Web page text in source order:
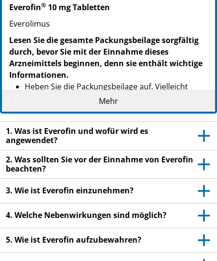
Everofin® 10 mg Tabletten
Everolimus
Lesen Sie die gesamte Packungsbeilage sorgfältig
durch, bevor Sie mit der Einnahme dieses
Arzneimittels beginnen, denn sie enthält wichtige
Informationen.
Heben Sie die Packungsbeilage auf. Vielleicht
möchten Sie diese später nochmals lesen.
Wenn Sie weitere Fragen haben, wenden Sie sich
an Ihren Arzt oder Apotheker.
Dieses Arzneimittel wurde Ihnen persönlich
verschrieben. Geben Sie es nicht an Dritte weiter.
Es kann anderen Menschen schaden, auch wenn
diese die gleichen Beschwerden haben wie Sie.
Wenn Sie Nebenwirkungen bemerken, wenden Sie
sich an Ihren Arzt oder Apotheker. Dies gilt auch
für Nebenwirkungen, die nicht in dieser
Packungsbeilage angegeben sind. Siehe Abschnitt
4.
Mehr
1. Was ist Everofin und wofür wird es
angewendet?
2. Was sollten Sie vor der Einnahme von Everofin
beachten?
3. Wie ist Everofin einzunehmen?
4. Welche Nebenwirkungen sind möglich?
5. Wie ist Everofin aufzubewahren?